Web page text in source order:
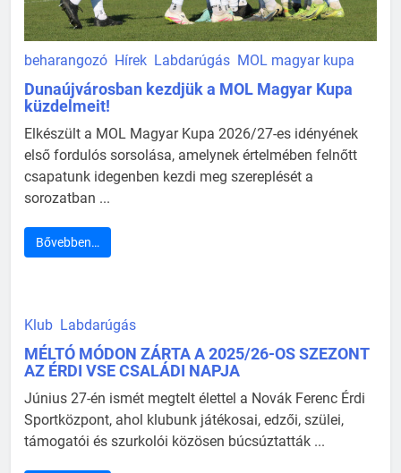
beharangozó Hírek Labdarúgás MOL magyar kupa
Dunaújvárosban kezdjük a MOL Magyar Kupa
küzdelmeit!
Elkészült a MOL Magyar Kupa 2026/27-es idényének
első fordulós sorsolása, amelynek értelmében felnőtt
csapatunk idegenben kezdi meg szereplését a
sorozatban ...
Bővebben…
Klub Labdarúgás
MÉLTÓ MÓDON ZÁRTA A 2025/26-OS SZEZONT
AZ ÉRDI VSE CSALÁDI NAPJA
Június 27-én ismét megtelt élettel a Novák Ferenc Érdi
Sportközpont, ahol klubunk játékosai, edzői, szülei,
támogatói és szurkolói közösen búcsúztatták ...